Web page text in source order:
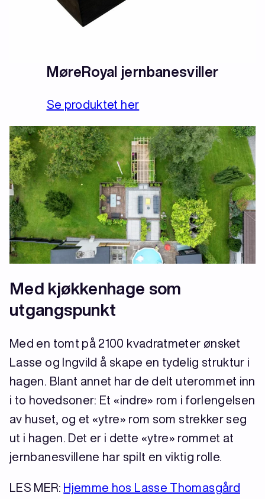
MøreRoyal jernbanesviller
Se produktet her
Med kjøkkenhage som
utgangspunkt
Med en tomt på 2100 kvadratmeter ønsket
Lasse og Ingvild å skape en tydelig struktur i
hagen. Blant annet har de delt uterommet inn
i to hovedsoner: Et «indre» rom i forlengelsen
av huset, og et «ytre» rom som strekker seg
ut i hagen. Det er i dette «ytre» rommet at
jernbanesvillene har spilt en viktig rolle.
LES MER: Hjemme hos Lasse Thomasgård